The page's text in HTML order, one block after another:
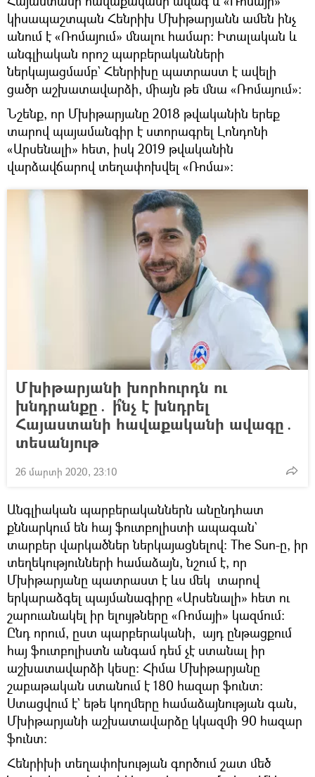
կիսապաշտպան Հենրիխ Մխիթարյանն ամեն ինչ
անում է «Ռոմայում» մնալու համար: Իտալական և
անգլիական որոշ պարբերականների
ներկայացմամբ` Հենրիխը պատրաստ է ավելի
ցածր աշխատավարձի, միայն թե մնա «Ռոմայում»:
Նշենք, որ Մխիթարյանը 2018 թվականին երեք
տարով պայամանգիր է ստորագրել Լոնդոնի
«Արսենալի» հետ, իսկ 2019 թվականին
վարձավճարով տեղափոխվել «Ռոմա»:
Մխիթարյանի խորհուրդն ու
խնդրանքը․ ի՞նչ է խնդրել
Հայաստանի հավաքականի ավագը․
տեսանյութ
26 մարտի 2020, 23:10
Անգլիական պարբերականներն անընդհատ
քննարկում են հայ ֆուտբոլիստի ապագան`
տարբեր վարկածներ ներկայացնելով: The Sun-ը, իր
տեղեկությունների համաձայն, նշում է, որ
Մխիթարյանը պատրաստ է ևս մեկ տարով
երկարաձգել պայմանագիրը «Արսենալի» հետ ու
շարուանակել իր ելույթները «Ռոմայի» կազմում։
Ընդ որում, ըստ պարբերականի, այդ ընթացքում
հայ ֆուտբոլիստն անգամ դեմ չէ ստանալ իր
աշխատավարձի կեսը: Հիմա Մխիթարյանը
շաբաթական ստանում է 180 հազար ֆունտ:
Ստացվում է` եթե կողմերը համաձայնության գան,
Մխիթարյանի աշխատավարձը կկազմի 90 հազար
ֆունտ:
Հենրիխի տեղափոխության գործում շատ մեծ